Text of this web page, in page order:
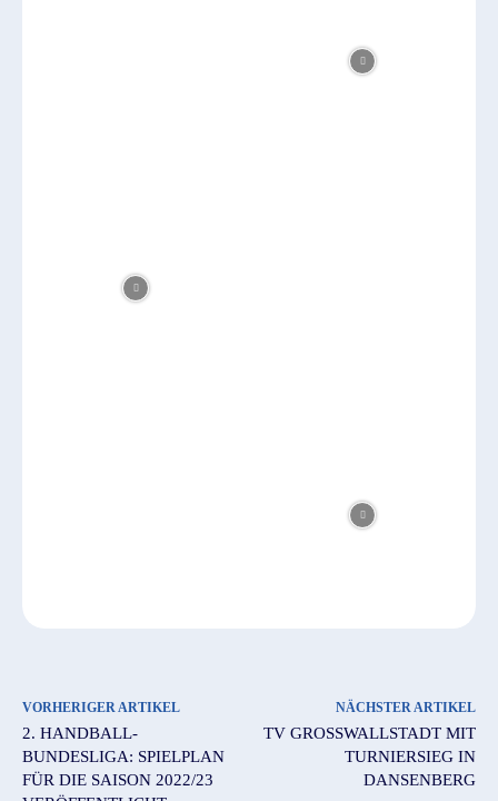
VORHERIGER ARTIKEL
2. HANDBALL-
BUNDESLIGA: SPIELPLAN
FÜR DIE SAISON 2022/23
NÄCHSTER ARTIKEL
TV GROSSWALLSTADT MIT T
URNIERSIEG IN D
ANSENBERG